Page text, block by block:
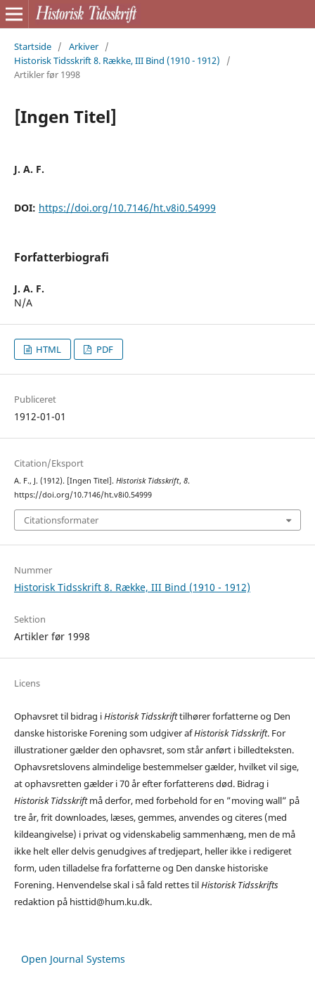
Startside / Arkiver /
Historisk Tidsskrift 8. Række, III Bind (1910 - 1912)
/
Artikler før 1998
[Ingen Titel]
J. A. F.
DOI: https://doi.org/10.7146/ht.v8i0.54999
Forfatterbiografi
J. A. F.
N/A
HTML PDF
Publiceret
1912-01-01
Citation/Eksport
A. F., J. (1912). [Ingen Titel]. Historisk Tidsskrift, 8.
https://doi.org/10.7146/ht.v8i0.54999
Citationsformater
Nummer
Historisk Tidsskrift 8. Række, III Bind (1910 - 1912)
Sektion
Artikler før 1998
Licens
Ophavsret til bidrag iHistorisk Tidsskrifttilhører forfatterne og Den
danske historiske Forening som udgiver afHistorisk Tidsskrift. For
illustrationer gælder den ophavsret, som står anført i billedteksten.
Ophavsretslovens almindelige bestemmelser gælder, hvilket vil sige,
at ophavsretten gælder i 70 år efter forfatterens død. Bidrag i
Historisk Tidsskriftmå derfor, med forbehold for en ”moving wall” på
tre år, frit downloades, læses, gemmes, anvendes og citeres (med
kildeangivelse) i privat og videnskabelig sammenhæng, men de må
ikke helt eller delvis genudgives af tredjepart, heller ikke i redigeret
form, uden tilladelse fra forfatterne og Den danske historiske
Forening. Henvendelse skal i så fald rettes tilHistorisk Tidsskrifts
redaktion på histtid@hum.ku.dk.
Open Journal Systems